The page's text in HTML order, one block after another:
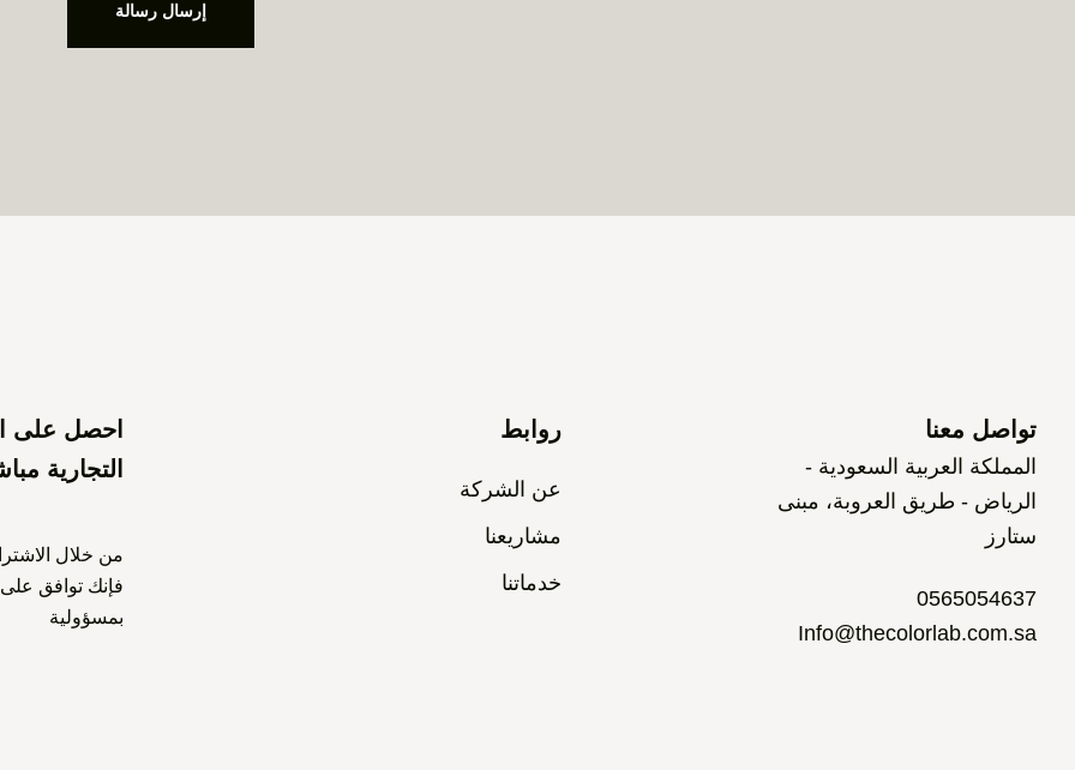
إرسال رسالة
احصل على
التجارية
من خلال
فإنك توافق
بمسؤولية
روابط
عن الشركة
مشاريعنا
خدماتنا
تواصل معنا
المملكة العربية السعودية -
الرياض - طريق العروبة، مبنى
ستارز
0565054637
Info@thecolorlab.com.sa